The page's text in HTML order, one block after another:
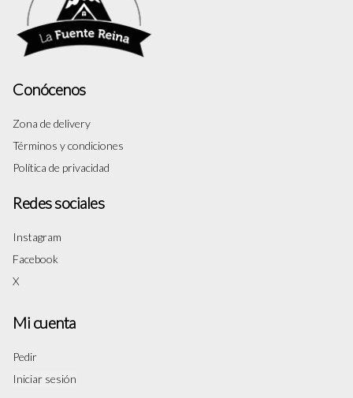
Conócenos
Zona de delivery
Términos y condiciones
Política de privacidad
Redes sociales
Instagram
Facebook
X
Mi cuenta
Pedir
Iniciar sesión